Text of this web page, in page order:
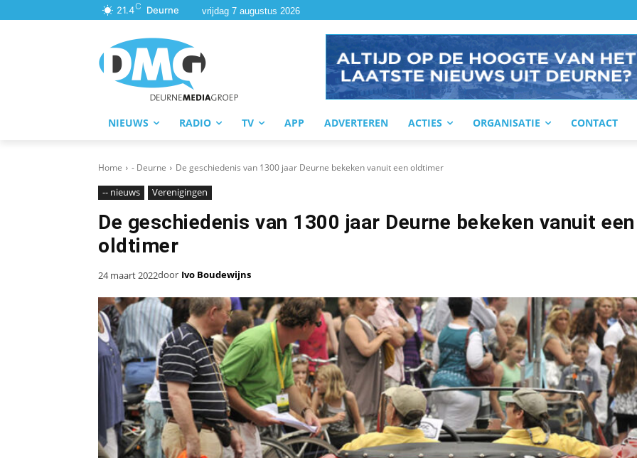
21.4C Deurne vrijdag 7 augustus 2026
NIEUWS RADIO TV APP ADVERTEREN ACTIES ORGANISATIE CONTACT
Home - Deurne De geschiedenis van 1300 jaar Deurne bekeken vanuit een oldtimer
-- nieuws Verenigingen
De geschiedenis van 1300 jaar Deurne bekeken vanuit een
oldtimer
24 maart 2022door Ivo Boudewijns